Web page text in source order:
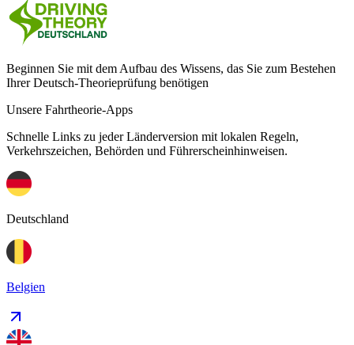
Beginnen Sie mit dem Aufbau des Wissens, das Sie zum Bestehen
Ihrer Deutsch-Theorieprüfung benötigen
Unsere Fahrtheorie-Apps
Schnelle Links zu jeder Länderversion mit lokalen Regeln,
Verkehrszeichen, Behörden und Führerscheinhinweisen.
Deutschland
Belgien